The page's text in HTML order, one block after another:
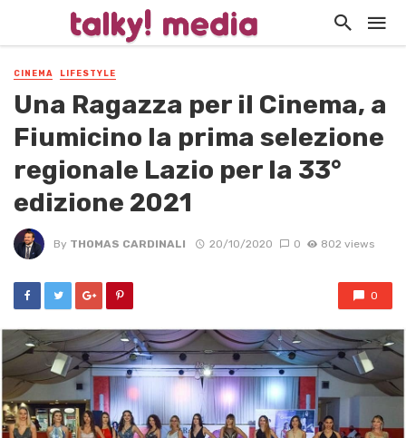
CINEMA LIFESTYLE
Una Ragazza per il Cinema, a
Fiumicino la prima selezione
regionale Lazio per la 33°
edizione 2021
By THOMAS CARDINALI 20/10/2020 0 802 views
0